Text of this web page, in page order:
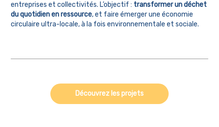
entreprises et collectivités. L’objectif : transformer un déchet
du quotidien en ressource, et faire émerger une économie
circulaire ultra-locale, à la fois environnementale et sociale.
Découvrez les projets